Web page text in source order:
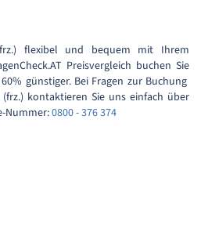
flexibel und bequem mit Ihrem
Preisvergleich buchen Sie
günstiger. Bei Fragen zur Buchung
kontaktieren Sie uns einfach über
Nummer:0800 - 376 374